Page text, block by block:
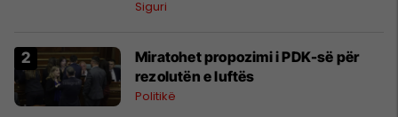
Siguri
Miratohet propozimi i PDK-së për
rezolutën e luftës
Politikë